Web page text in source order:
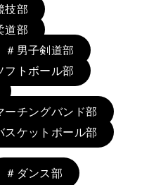
技部
道部
＃男子剣道部
フトボール部
ーチングバンド部
スケットボール部
＃ダンス部